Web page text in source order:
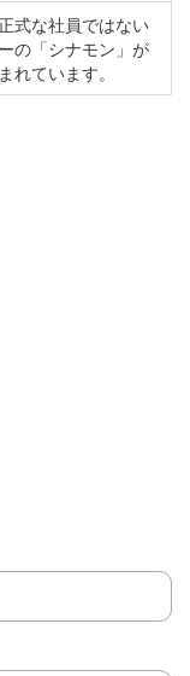
式な社員ではない
の「シナモン」が
れています。